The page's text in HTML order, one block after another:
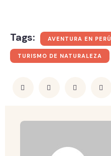
Tags: AVENTURA EN PERÚ
TURISMO DE NATURALEZA